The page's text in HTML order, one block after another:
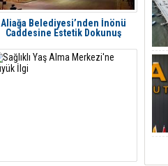
Aliağa Belediyesi’nden İnönü
Caddesine Estetik Dokunuş